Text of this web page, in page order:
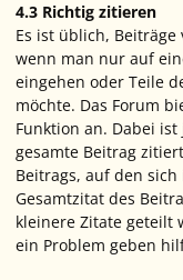
4.3 Richtig zitieren
Es ist üblich,
wenn man nur auf
eingehen oder Teile
möchte. Das Forum
Funktion an. Dabei
gesamte Beitrag
Beitrags, auf den
Gesamtzitat des
kleinere Zitate geteilt
ein Problem geben